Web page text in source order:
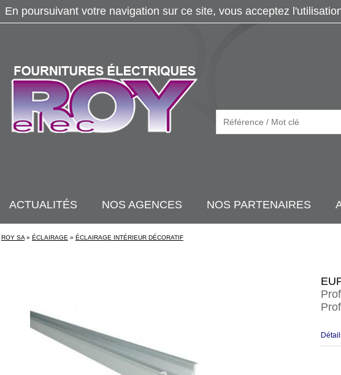
ACTUALITÉS NOS AGENCES NOS PARTENAIRES
ROY SA » ÉCLAIRAGE » ÉCLAIRAGE INTÉRIEUR DÉCORATIF
En poursuivant votre navigation sur ce site, vous acceptez